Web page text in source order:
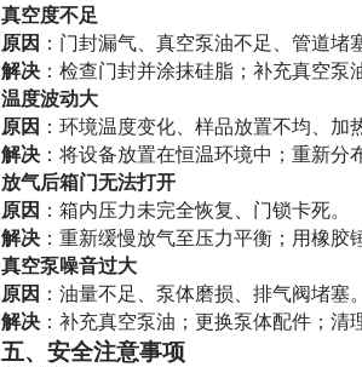
真空度不足
原因 ：门封漏气、真空泵油不足、管道堵塞
解决 ：检查门封并涂抹硅脂；补充真空泵
温度波动大
原因 ：环境温度变化、样品放置不均、加
解决 ：将设备放置在恒温环境中；重新分
放气后箱门无法打开
原因 ：箱内压力未完全恢复、门锁卡死。
解决 ：重新缓慢放气至压力平衡；用橡胶
真空泵噪音过大
原因 ：油量不足、泵体磨损、排气阀堵塞。
解决 ：补充真空泵油；更换泵体配件；清
五、安全注意事项